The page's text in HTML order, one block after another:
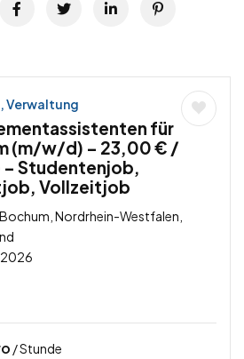
Verwaltung
für
(m/w/d) – 23,00 € /
– Studentenjob,
Vollzeitjob
Nordrhein-Westfalen,
/ Stunde